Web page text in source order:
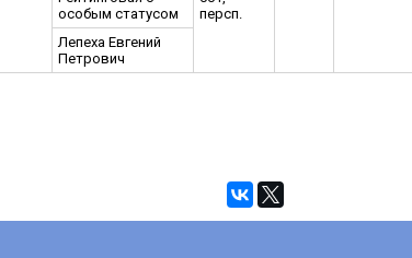
особым статусом
персп.
Лепеха Евгений
Петрович